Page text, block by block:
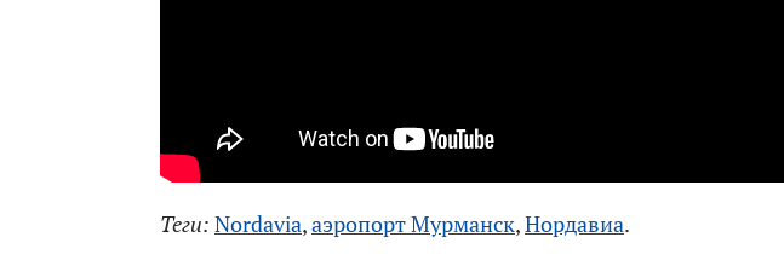
Теги: Nordavia,аэропорт Мурманск,Нордавиа.